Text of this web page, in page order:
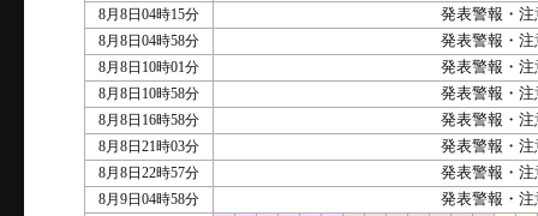
8月8日04時15分
発表警報・
8月8日04時58分
発表警報・
8月8日10時01分
発表警報・
8月8日10時58分
発表警報・
8月8日16時58分
発表警報・
8月8日21時03分
発表警報・
8月8日22時57分
発表警報・
8月9日04時58分
発表警報・